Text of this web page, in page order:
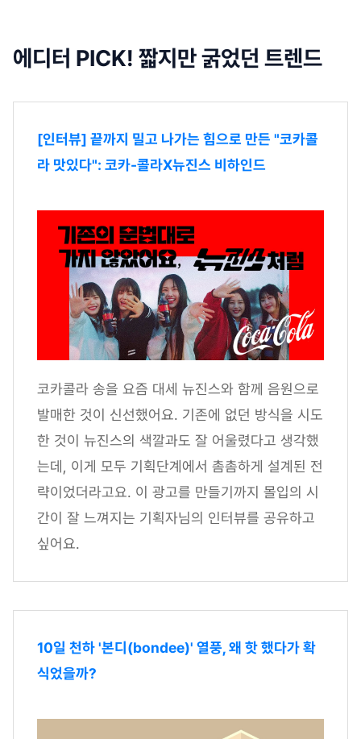
에디터 PICK! 짧지만 굵었던 트렌드
[인터뷰] 끝까지 밀고 나가는 힘으로 만든 "코카콜
라 맛있다": 코카-콜라X뉴진스 비하인드
코카콜라 송을 요즘 대세 뉴진스와 함께 음원으로
발매한 것이 신선했어요. 기존에 없던 방식을 시도
한 것이 뉴진스의 색깔과도 잘 어울렸다고 생각했
는데, 이게 모두 기획단계에서 촘촘하게 설계된 전
략이었더라고요. 이 광고를 만들기까지 몰입의 시
간이 잘 느껴지는 기획자님의 인터뷰를 공유하고
싶어요.
10일 천하 '본디(bondee)' 열풍, 왜 핫 했다가 확
식었을까?